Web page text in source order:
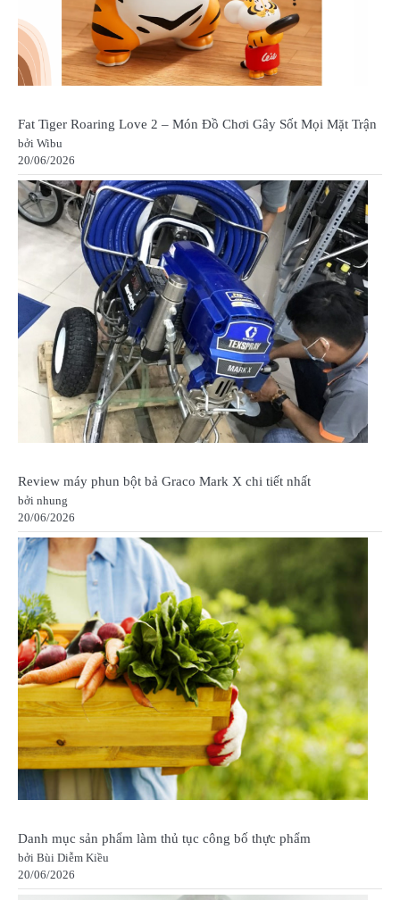
Fat Tiger Roaring Love 2 – Món Đồ Chơi Gây Sốt Mọi Mặt Trận
bởi Wibu
20/06/2026
Review máy phun bột bả Graco Mark X chi tiết nhất
bởi nhung
20/06/2026
Danh mục sản phẩm làm thủ tục công bố thực phẩm
bởi Bùi Diễm Kiều
20/06/2026